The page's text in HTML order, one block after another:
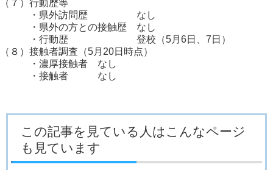
（７）行動歴等
・県外訪問歴 なし
・県外の方との接触歴 なし
・行動歴 登校（5月6日、7日）
（８）接触者調査（5月20日時点）
・濃厚接触者 なし
・接触者 なし
この記事を見ている人はこんなページ
も見ています